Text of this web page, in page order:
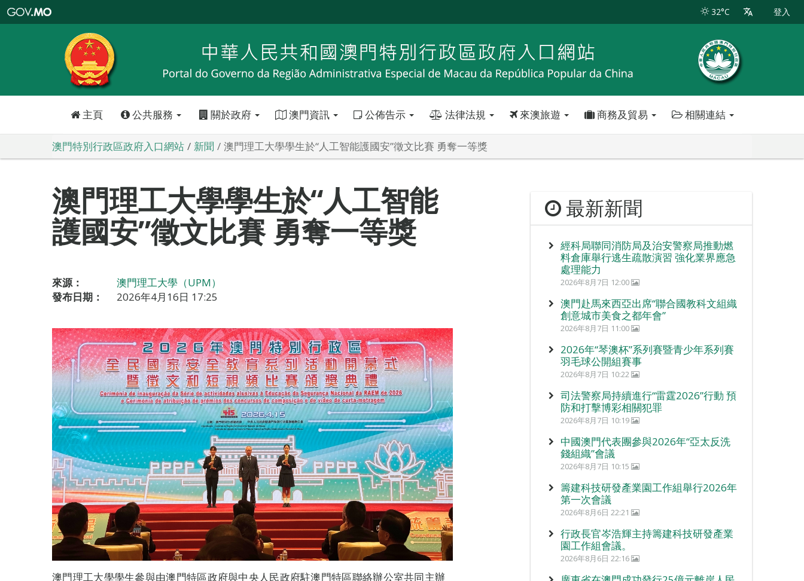
特
政
區
政
口
32°C 登入
主頁 公共服務 關於政府 澳門資訊 公佈告示 法律法規 來澳旅遊 商務及貿易 相關連結
澳門特別行政區政府入口網站 新聞 澳門理工大學學生於“人工智能護國安”徵文比賽 勇奪一等獎
澳門理工大學學生於“人工智能
護國安”徵文比賽 勇奪一等獎
來源：
澳門理工大學（UPM）
發布日期：
2026年4月16日 17:25
澳門理工大學學生參與由澳門特區政府與中央人民政府駐澳門特區聯絡辦公室共同主辦
最新新聞
經科局聯同消防局及治安警察局推動燃
料倉庫舉行逃生疏散演習 強化業界應急
處理能力
2026年8月7日 12:00
澳門赴馬來西亞出席“聯合國教科文組織
創意城市美食之都年會”
2026年8月7日 11:00
2026年“琴澳杯”系列賽暨青少年系列賽
羽毛球公開組賽事
2026年8月7日 10:22
司法警察局持續進行“雷霆2026”行動 預
防和打擊博彩相關犯罪
2026年8月7日 10:19
中國澳門代表團參與2026年“亞太反洗
錢組織”會議
2026年8月7日 10:15
籌建科技研發產業園工作組舉行2026年
第一次會議
2026年8月6日 22:21
行政長官岑浩輝主持籌建科技研發產業
園工作組會議。
2026年8月6日 22:16